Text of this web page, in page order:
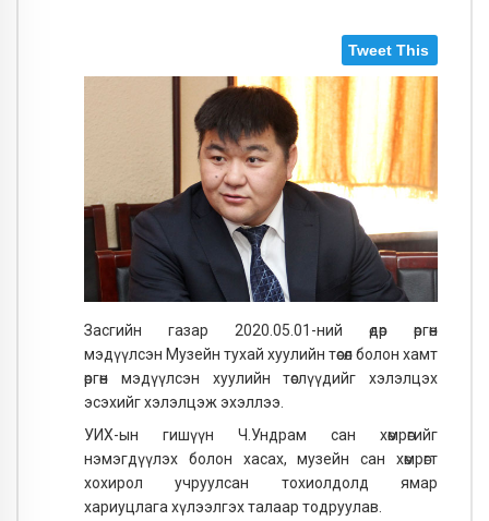
Tweet This
Засгийн газар 2020.05.01-ний өдөр өргөн
мэдүүлсэн Музейн тухай хуулийн төсөл болон хамт
өргөн мэдүүлсэн хуулийн төслүүдийг хэлэлцэх
эсэхийг хэлэлцэж эхэллээ.
УИХ-ын гишүүн Ч.Ундрам сан хөмрөгийг
нэмэгдүүлэх болон хасах, музейн сан хөмрөгт
хохирол учруулсан тохиолдолд ямар
хариуцлага хүлээлгэх талаар тодруулав.